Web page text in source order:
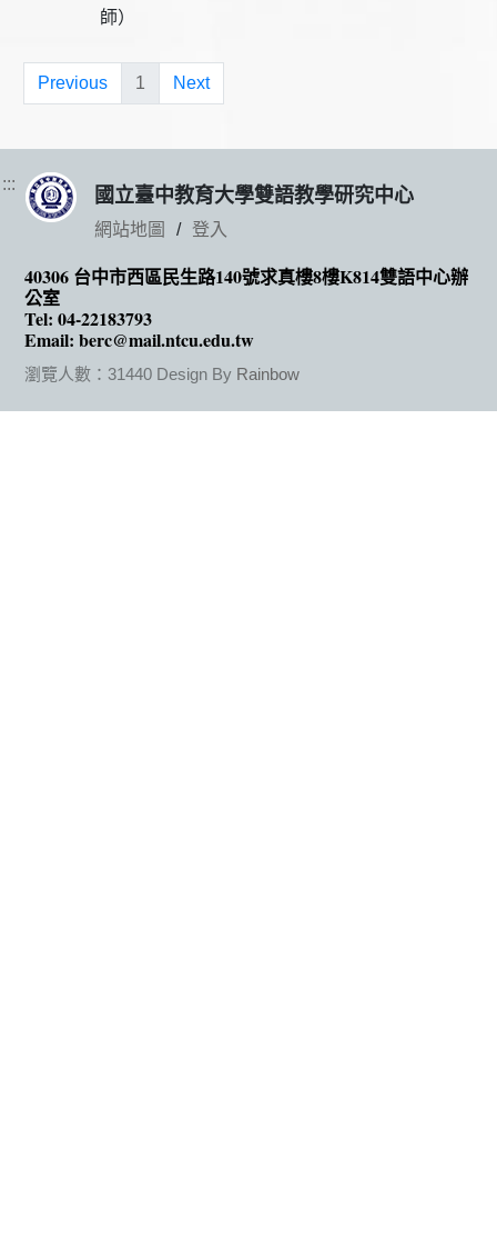
師）
Previous 1 Next
國立臺中教育大學雙語教學研究中心
網站地圖 登入
:::
40306 台中市西區民生路140號求真樓8樓K814雙語中心辦
公室
Tel: 04-22183793
Email: berc@mail.ntcu.edu.tw
瀏覽人數：31440 Design By Rainbow